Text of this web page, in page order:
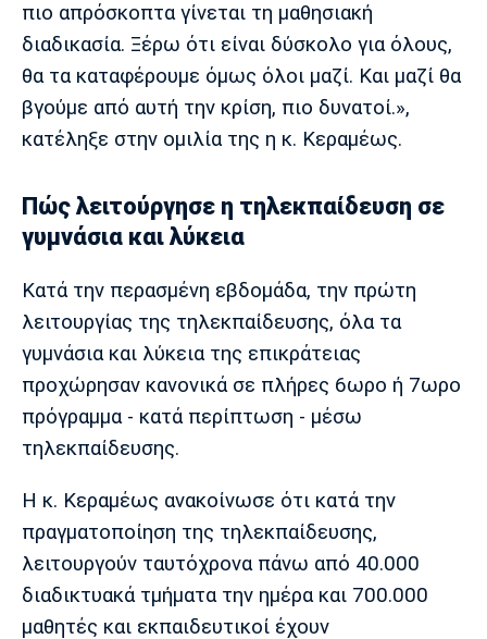
πιο απρόσκοπτα γίνεται τη μαθησιακή
διαδικασία. Ξέρω ότι είναι δύσκολο για όλους,
θα τα καταφέρουμε όμως όλοι μαζί. Και μαζί θα
βγούμε από αυτή την κρίση, πιο δυνατοί.»,
κατέληξε στην ομιλία της η κ. Κεραμέως.
Πώς λειτούργησε η τηλεκπαίδευση σε
γυμνάσια και λύκεια
Κατά την περασμένη εβδομάδα, την πρώτη
λειτουργίας της τηλεκπαίδευσης, όλα τα
γυμνάσια και λύκεια της επικράτειας
προχώρησαν κανονικά σε πλήρες 6ωρο ή 7ωρο
πρόγραμμα - κατά περίπτωση - μέσω
τηλεκπαίδευσης.
Η κ. Κεραμέως ανακοίνωσε ότι κατά την
πραγματοποίηση της τηλεκπαίδευσης,
λειτουργούν ταυτόχρονα πάνω από 40.000
διαδικτυακά τμήματα την ημέρα και 700.000
μαθητές και εκπαιδευτικοί έχουν